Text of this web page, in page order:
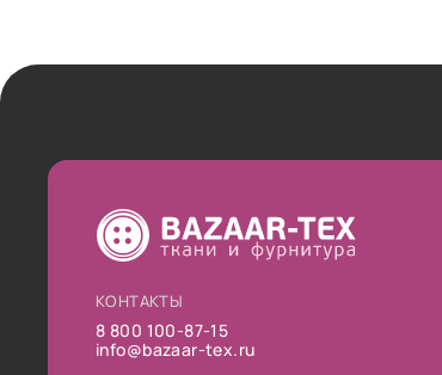
КОНТАКТЫ
8 800 100-87-15
info@bazaar-tex.ru